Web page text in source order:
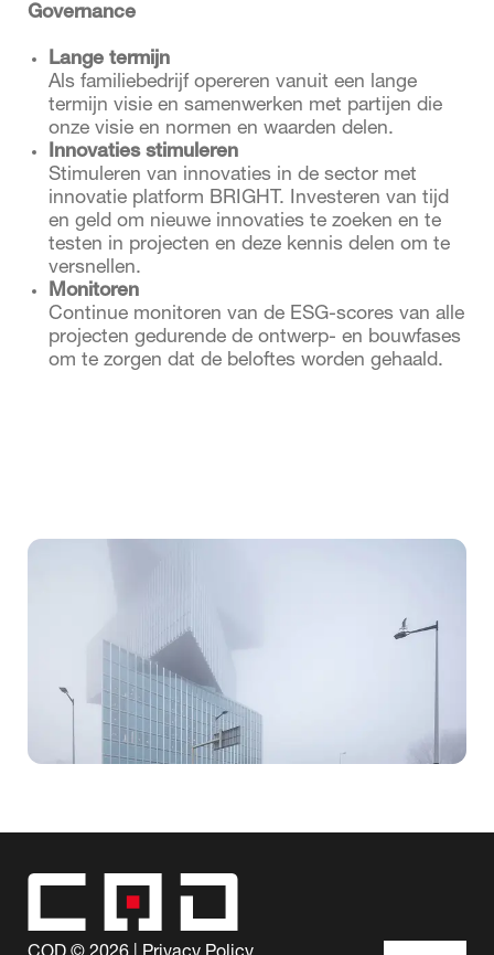
Governance
Lange termijn
Als familiebedrijf opereren vanuit een lange
termijn visie en samenwerken met partijen die
onze visie en normen en waarden delen.
Innovaties stimuleren
Stimuleren van innovaties in de sector met
innovatie platform BRIGHT. Investeren van tijd
en geld om nieuwe innovaties te zoeken en te
testen in projecten en deze kennis delen om te
versnellen.
Monitoren
Continue monitoren van de ESG-scores van alle
projecten gedurende de ontwerp- en bouwfases
om te zorgen dat de beloftes worden gehaald.